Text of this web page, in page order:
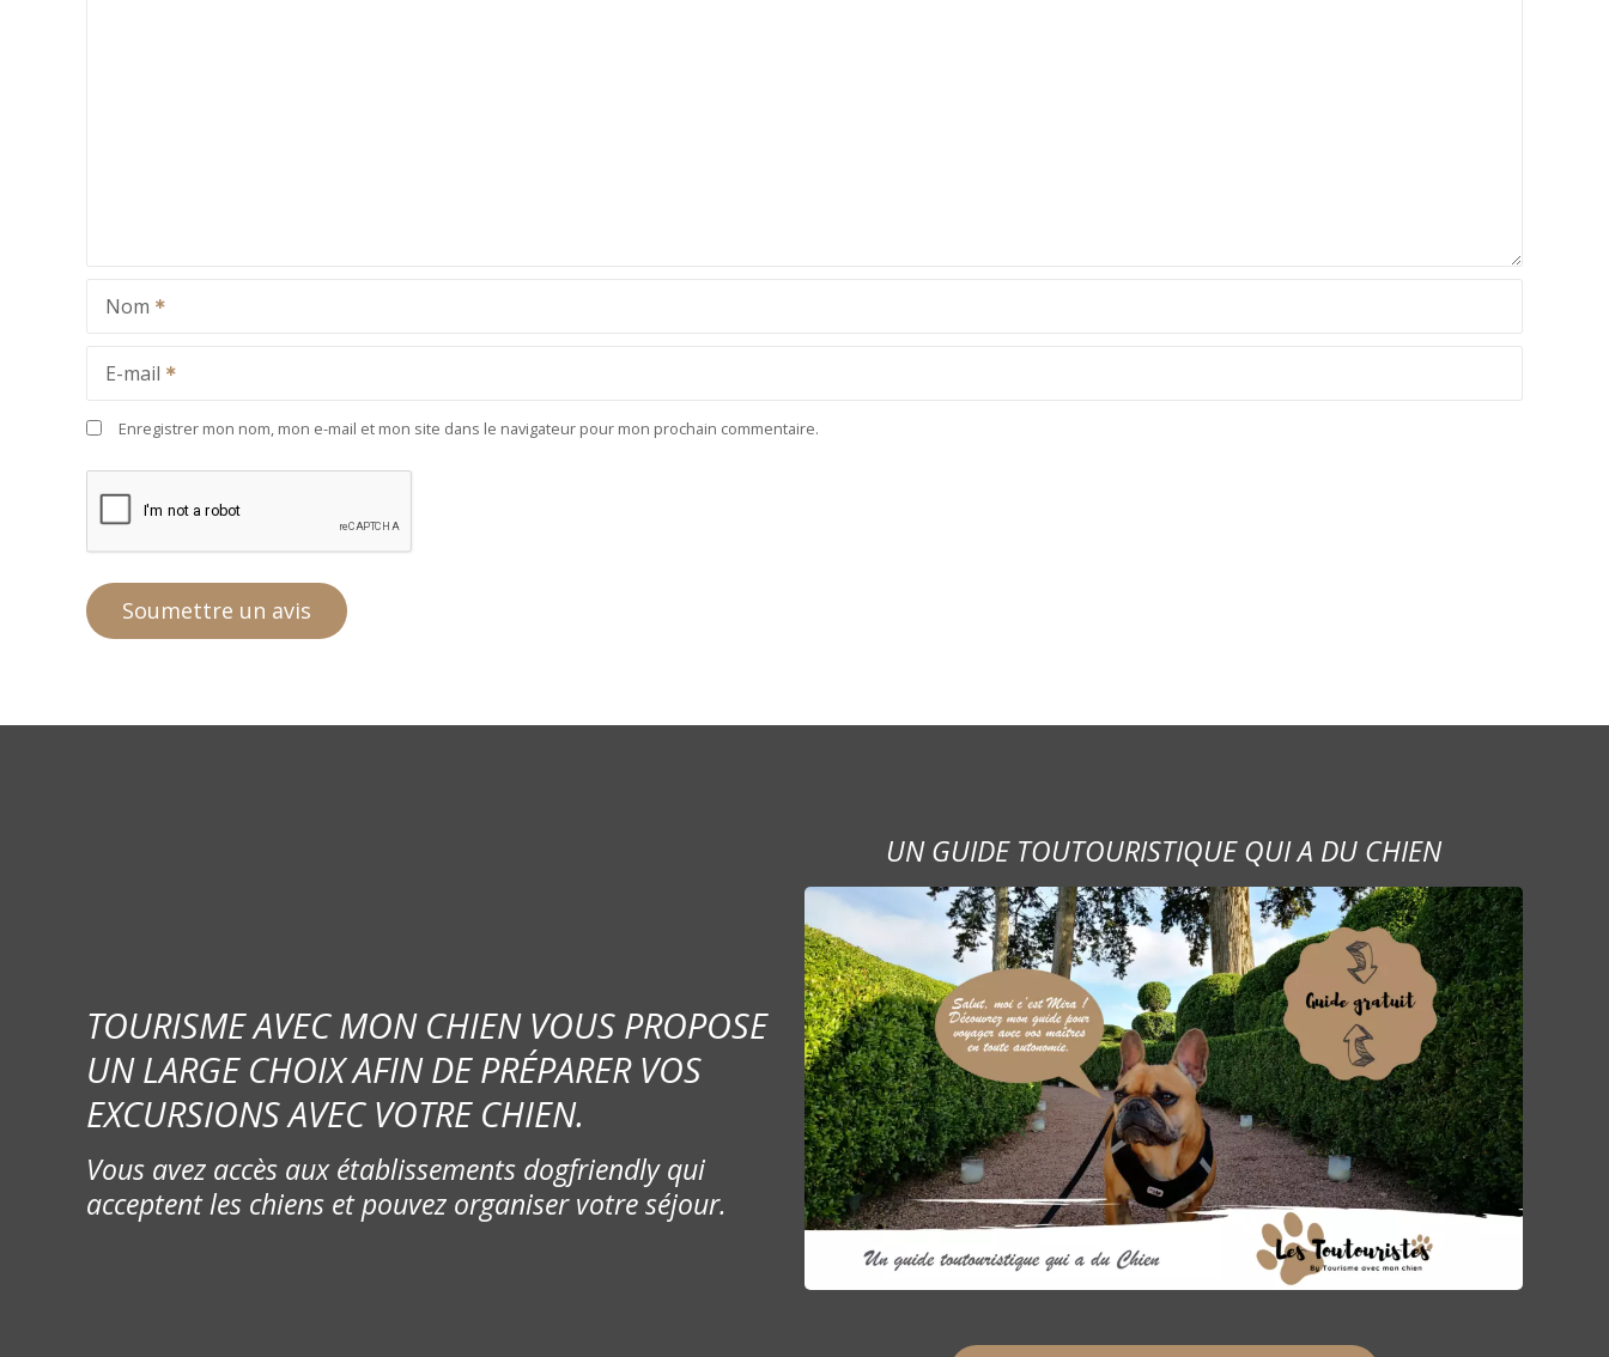
Nom
E-mail
Enregistrer mon nom, mon e-mail et mon site dans le navigateur pour mon prochain commentaire.
TOURISME AVEC MON CHIEN VOUS PROPOSE
UN LARGE CHOIX AFIN DE PRÉPARER VOS
EXCURSIONS AVEC VOTRE CHIEN.
Vous avez accès aux établissements dogfriendly qui
acceptent les chiens et pouvez organiser votre séjour.
UN GUIDE TOUTOURISTIQUE QUI A DU CHIEN